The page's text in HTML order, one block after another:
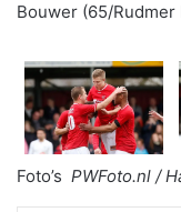
Bouwer (65/Rudmer
Foto’s PWFoto.nl /